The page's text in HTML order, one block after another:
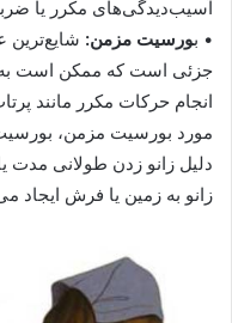
آسیب‌دیدگی‌های مکرر یا
• بورسیت مزمن: شایع‌ترین
جزئی است که ممکن است به
انجام حرکات مکرر مانند
مورد بورسیت مزمن،
دلیل زانو زدن طولانی
زانو به زمین یا فرش ایجاد